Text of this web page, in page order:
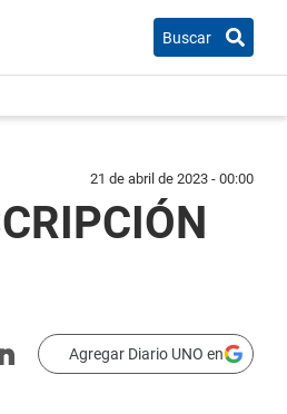
Buscar
21 de abril de 2023 - 00:00
Agregar Diario UNO en